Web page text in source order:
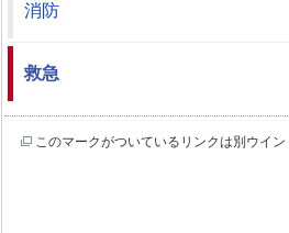
消防
救急
このマークがついているリンクは別ウイ